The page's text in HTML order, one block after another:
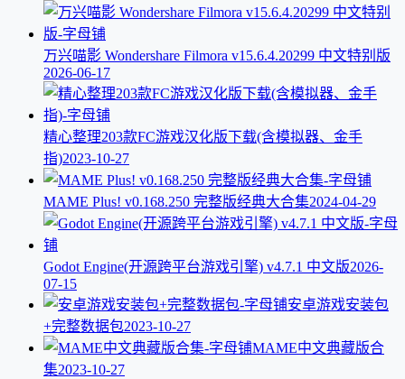
万兴喵影 Wondershare Filmora v15.6.4.20299 中文特别版
2026-06-17
精心整理203款FC游戏汉化版下载(含模拟器、金手
指)2023-10-27
MAME Plus! v0.168.250 完整版经典大合集2024-04-29
Godot Engine(开源跨平台游戏引擎) v4.7.1 中文版2026-
07-15
安卓游戏安装包
+完整数据包2023-10-27
MAME中文典藏版合
集2023-10-27